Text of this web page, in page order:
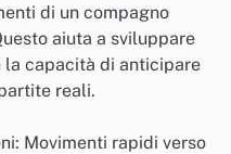
di un compagno
aiuta a sviluppare
la capacità di anticipare
reali.
Movimenti rapidi verso